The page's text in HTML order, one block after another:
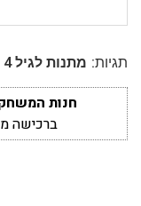
תגיות: מתנות לגיל 4
חנות
ברכישה מעל 250₪ שליח עד